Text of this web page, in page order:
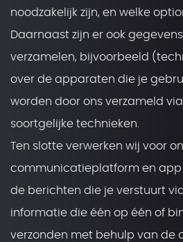
noodzakelijk zijn, en welke
Daarnaast zijn er ook
verzamelen, bijvoorbeeld
over de apparaten die je
worden door ons verzameld
soortgelijke technieken.
Ten slotte verwerken wij voor
communicatieplatform en
de berichten die je verstuurt
informatie die één op één of
verzonden met behulp van de